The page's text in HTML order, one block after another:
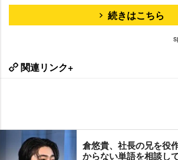
続きはこちら
関連リンク+
倉悠貴、社長の兄を役
からない単語を相談し